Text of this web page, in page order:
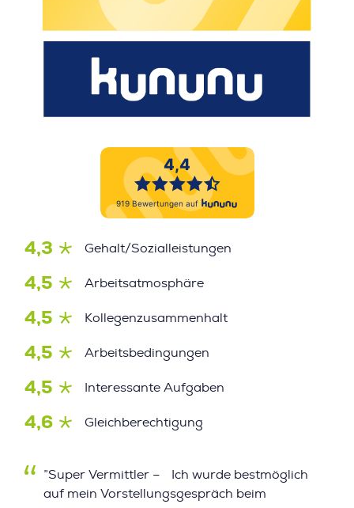
4,3 Gehalt/Sozialleistungen
4,5 Arbeitsatmosphäre
4,5 Kollegenzusammenhalt
4,5 Arbeitsbedingungen
4,5 Interessante Aufgaben
4,6 Gleichberechtigung
”Super Vermittler – Ich wurde bestmöglich
auf mein Vorstellungsgespräch beim